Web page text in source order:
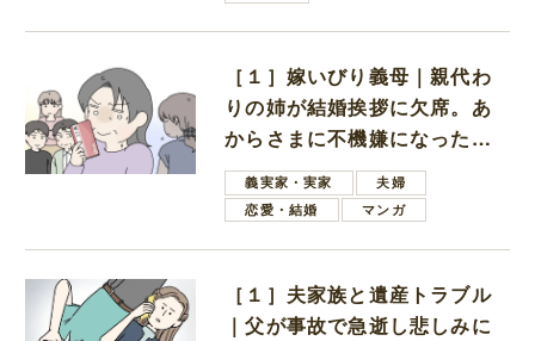
［１］嫁いびり義母｜親代わ
りの姉が結婚挨拶に欠席。あ
からさまに不機嫌になった義
母義実家・実家
夫婦
恋愛・結婚
マンガ
［１］夫家族と遺産トラブル
｜父が事故で急逝し悲しみに